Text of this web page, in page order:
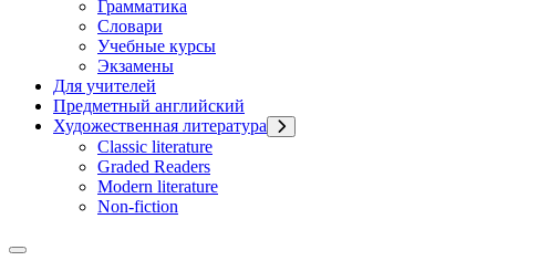
Грамматика
Словари
Учебные курсы
Экзамены
Для учителей
Предметный английский
Художественная литература
Classic literature
Graded Readers
Modern literature
Non-fiction